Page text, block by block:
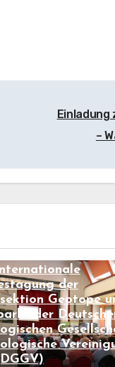
Einladung
–
der
Geotope
der